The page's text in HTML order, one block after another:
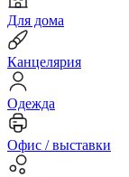
Для дома
Канцелярия
Одежда
Офис / выставки